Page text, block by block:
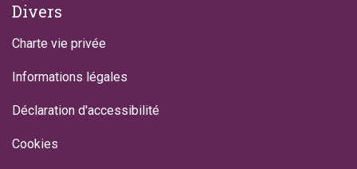
Divers
Charte vie privée
Informations légales
Déclaration d'accessibilité
Cookies